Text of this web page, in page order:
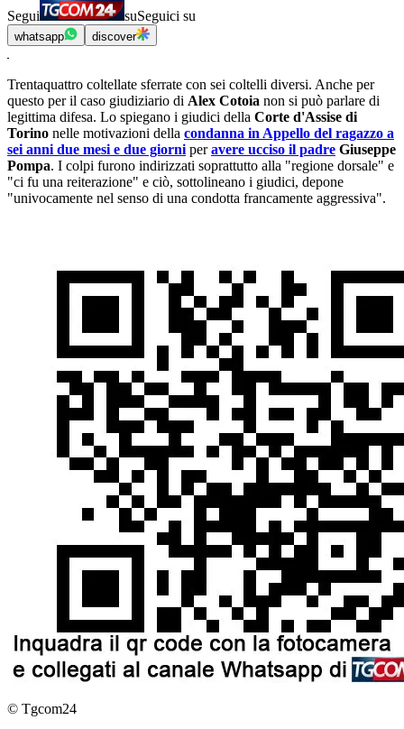
Segui suSeguici su
whatsapp discover
Trentaquattro coltellate sferrate con sei coltelli diversi. Anche per
questo per il caso giudiziario di Alex Cotoia non si può parlare di
legittima difesa. Lo spiegano i giudici della Corte d'Assise di
Torino nelle motivazioni della condanna in Appello del ragazzo a
sei anni due mesi e due giorni peravere ucciso il padre Giuseppe
Pompa. I colpi furono indirizzati soprattutto alla "regione dorsale" e
"ci fu una reiterazione" e ciò, sottolineano i giudici, depone
"univocamente nel senso di una condotta francamente aggressiva".
© Tgcom24